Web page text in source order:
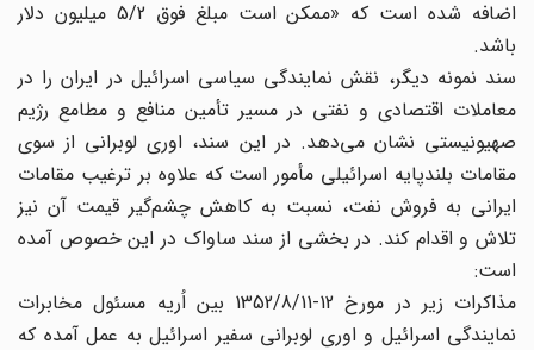
اضافه شده است که «ممکن است مبلغ فوق 5/2 میلیون دلار
باشد.
سند نمونه دیگر، نقش نمایندگی سیاسی اسرائیل در ایران را در
معاملات اقتصادی و نفتی در مسیر تأمین منافع و مطامع رژیم
صهیونیستی نشان می‌دهد. در این سند، اوری لوبرانی از سوی
مقامات بلندپایه اسرائیلی مأمور است که علاوه بر ترغیب مقامات
ایرانی به فروش نفت، نسبت به کاهش چشم‌گیر قیمت آن نیز
تلاش و اقدام کند. در بخشی از سند ساواک در این خصوص آمده
است:
مذاکرات زیر در مورخ 12-1352/8/11 بین اُریه مسئول مخابرات
نمایندگی اسرائیل و اوری لوبرانی سفیر اسرائیل به عمل آمده که